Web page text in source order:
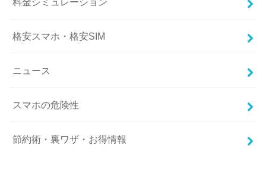
格安スマホ・格安SIM
ニュース
スマホの危険性
節約術・裏ワザ・お得情報